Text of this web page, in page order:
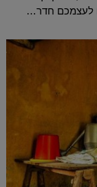
לעצמכם חדר…